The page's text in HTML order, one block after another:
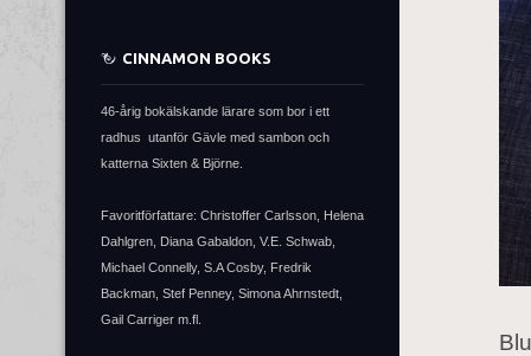
CINNAMON BOOKS
46-årig bokälskande lärare som bor i ett
radhus utanför Gävle med sambon och
katterna Sixten & Björne.
Favoritförfattare: Christoffer Carlsson, Helena
Dahlgren, Diana Gabaldon, V.E. Schwab,
Michael Connelly, S.A Cosby, Fredrik
Backman, Stef Penney, Simona Ahrnstedt,
Gail Carriger m.fl.